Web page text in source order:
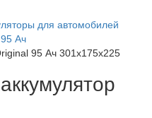
для автомобилей
Ач
95 Ач 301x175x225